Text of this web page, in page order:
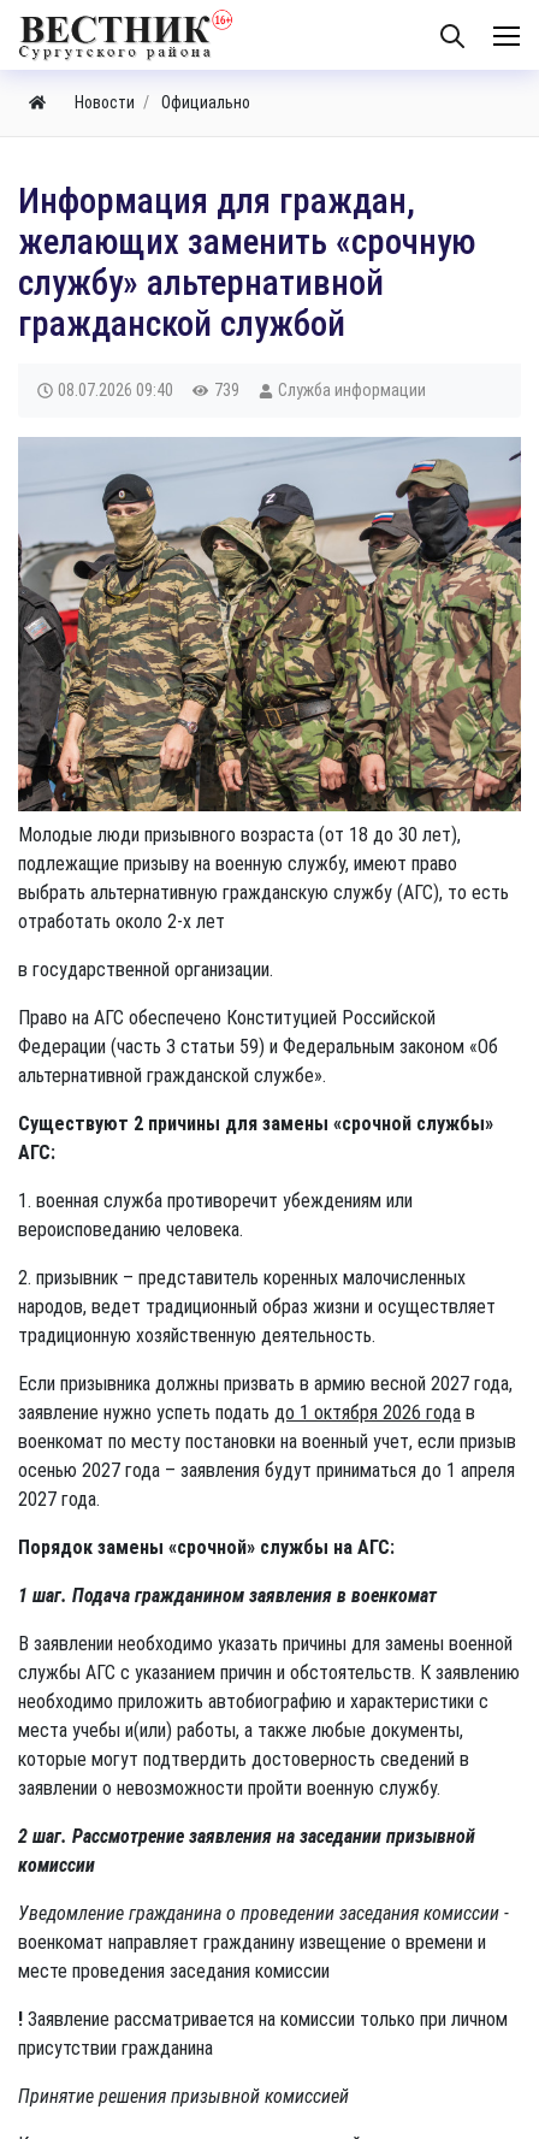
Новости Официально
Информация для граждан,
желающих заменить «срочную
службу» альтернативной
гражданской службой
08.07.2026 09:40 739 Служба информации
Молодые люди призывного возраста (от 18 до 30 лет),
подлежащие призыву на военную службу, имеют право
выбрать альтернативную гражданскую службу (АГС), то есть
отработать около 2-х лет
в государственной организации.
Право на АГС обеспечено Конституцией Российской
Федерации (часть 3 статьи 59) и Федеральным законом «Об
альтернативной гражданской службе».
Существуют 2 причины для замены «срочной службы»
АГС:
1. военная служба противоречит убеждениям или
вероисповеданию человека.
2. призывник – представитель коренных малочисленных
народов, ведет традиционный образ жизни и осуществляет
традиционную хозяйственную деятельность.
Если призывника должны призвать в армию весной 2027 года,
заявление нужно успеть подать до 1 октября 2026 года в
военкомат по месту постановки на военный учет, если призыв
осенью 2027 года – заявления будут приниматься до 1 апреля
2027 года.
Порядок замены «срочной» службы на АГС:
1 шаг. Подача гражданином заявления в военкомат
В заявлении необходимо указать причины для замены военной
службы АГС с указанием причин и обстоятельств. К заявлению
необходимо приложить автобиографию и характеристики с
места учебы и(или) работы, а также любые документы,
которые могут подтвердить достоверность сведений в
заявлении о невозможности пройти военную службу.
2 шаг. Рассмотрение заявления на заседании призывной
комиссии
Уведомление гражданина о проведении заседания комиссии -
военкомат направляет гражданину извещение о времени и
месте проведения заседания комиссии
! Заявление рассматривается на комиссии только при личном
присутствии гражданина
Принятие решения призывной комиссией